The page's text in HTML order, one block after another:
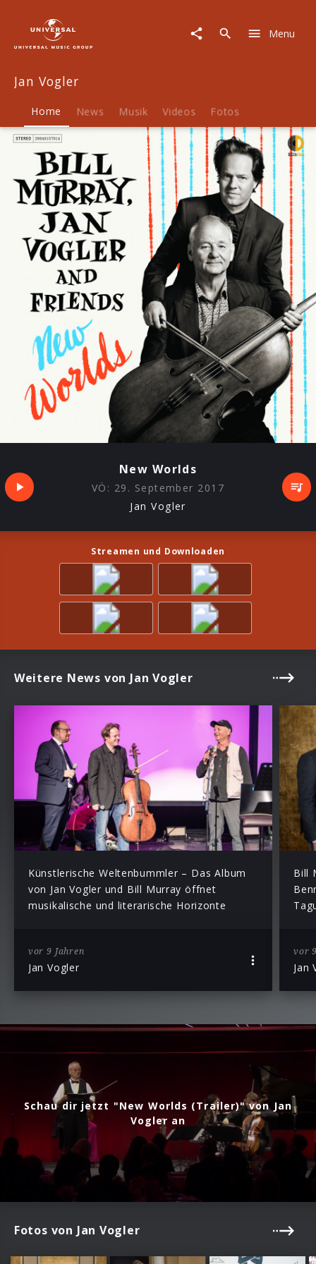
Musik
Merch
Menu
Jan Vogler
Home News Musik Videos Fotos
New Worlds
VÖ: 29. September 2017
Jan Vogler
Streamen und Downloaden
Weitere News von Jan Vogler
Künstlerische Weltenbummler – Das Album
von Jan Vogler und Bill Murray öffnet
musikalische und literarische Horizonte
vor 9 Jahren
Jan Vogler
Bill
vor
Jan
Schau dir jetzt "New Worlds (Trailer)" von Jan
Vogler an
Fotos von Jan Vogler